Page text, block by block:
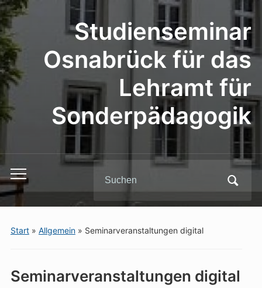
Studienseminar
Osnabrück für das
Lehramt für
Sonderpädagogik
Toggle
mobile
menu
Search
for:
Start» Allgemein» Seminarveranstaltungen digital
Seminarveranstaltungen digital